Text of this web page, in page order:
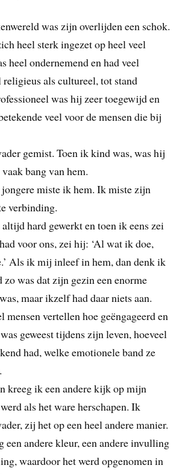
was zijn overlijden een schok.
heel sterk ingezet op heel veel
heel ondernemend en had veel
religieus als cultureel, tot stand
was hij zeer toegewijd en
veel voor de mensen die bij
gemist. Toen ik kind was, was hij
bang van hem.
miste ik hem. Ik miste zijn
verbinding.
hard gewerkt en toen ik eens zei
voor ons, zei hij: ‘Al wat ik doe,
Als ik mij inleef in hem, dan denk ik
zo was dat zijn gezin een enorme
maar ikzelf had daar niets aan.
mensen vertellen hoe geëngageerd en
geweest tijdens zijn leven, hoeveel
had, welke emotionele band ze
kreeg ik een andere kijk op mijn
als het ware herschapen. Ik
zij het op een heel andere manier.
een andere kleur, een andere invulling
waardoor het werd opgenomen in